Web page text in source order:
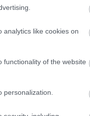
analytics like cookies on
functionality of the website
les proporcionan»